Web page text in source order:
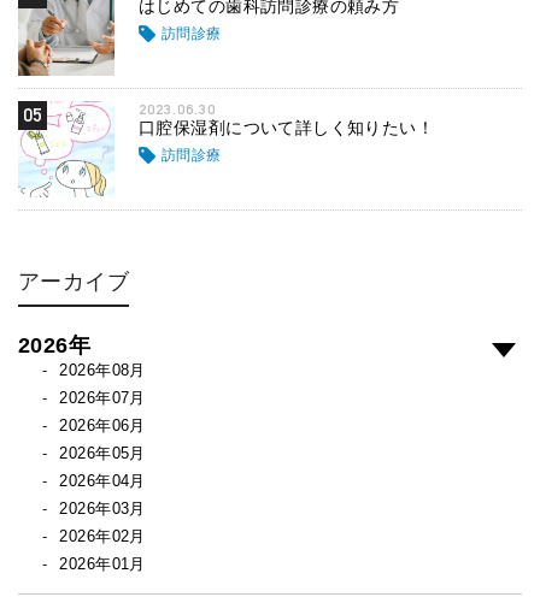
はじめての歯科訪問診療の頼み方
訪問診療
05 2023.06.30
口腔保湿剤について詳しく知りたい！
訪問診療
アーカイブ
2026年
2026年08月
2026年07月
2026年06月
2026年05月
2026年04月
2026年03月
2026年02月
2026年01月